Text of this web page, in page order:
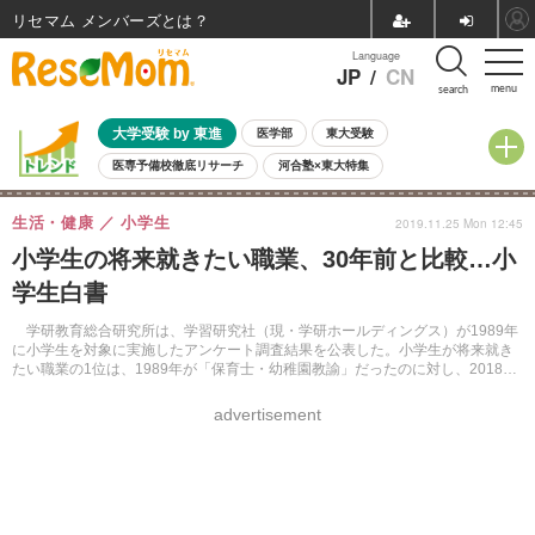
menu
Language
JP / CN search
大学受験 by 東進 医学部 東大受験
医専予備校徹底リサーチ 河合塾×東大特集
親子で考える大学選び 高校受験 中学受験 小学校受験
共通テスト 夏休み
8月開催イベント・WS 全国公立高校 過去問 人気記事
自由研究教材（小学生向け）
小学生の将来就きたい職業、30年前と比較…小
学生白書
学研教育総合研究所は、学習研究社（現・学研ホールディングス）が1989年
に小学生を対象に実施したアンケート調査結果を公表した。小学生が将来就き
たい職業の1位は、1989年が「保育士・幼稚園教諭」だったのに対し、2018年
生活・健康 小学生
advertisement
2019.11.25 Mon 12:45
リセマム メンバーズ